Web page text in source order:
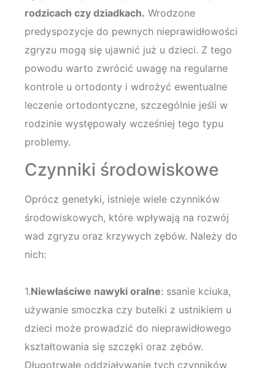
rodzicach czy dziadkach. Wrodzone
predyspozycje do pewnych nieprawidłowości
zgryzu mogą się ujawnić już u dzieci. Z tego
powodu warto zwrócić uwagę na regularne
kontrole u ortodonty i wdrożyć ewentualne
leczenie ortodontyczne, szczególnie jeśli w
rodzinie występowały wcześniej tego typu
problemy.
Czynniki środowiskowe
Oprócz genetyki, istnieje wiele czynników
środowiskowych, które wpływają na rozwój
wad zgryzu oraz krzywych zębów. Należy do
nich:
1.Niewłaściwe nawyki oralne: ssanie kciuka,
używanie smoczka czy butelki z ustnikiem u
dzieci może prowadzić do nieprawidłowego
kształtowania się szczęki oraz zębów.
Długotrwałe oddziaływanie tych czynników